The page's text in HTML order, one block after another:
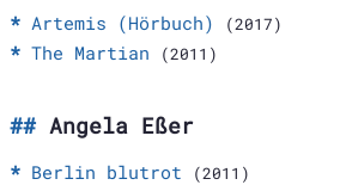
Artemis (Hörbuch) (2017)
The Martian (2011)
Angela Eßer
Berlin blutrot (2011)